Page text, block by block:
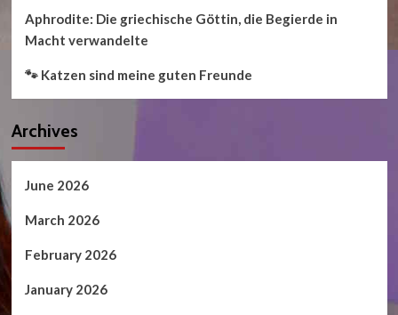
Aphrodite: Die griechische Göttin, die Begierde in
Macht verwandelte
🐾 Katzen sind meine guten Freunde
Archives
June 2026
March 2026
February 2026
January 2026